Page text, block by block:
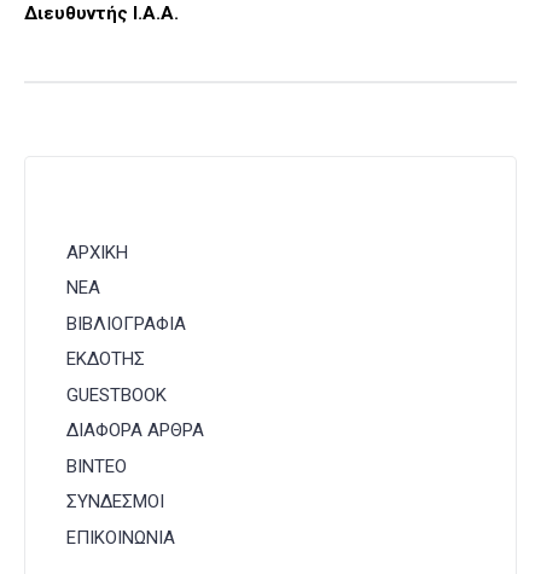
Διευθυντής Ι.Α.Α.
ΑΡΧΙΚΗ
ΝΕΑ
ΒΙΒΛΙΟΓΡΑΦΙΑ
ΕΚΔΟΤΗΣ
GUESTBOOK
ΔΙΑΦΟΡΑ ΑΡΘΡΑ
ΒΙΝΤΕΟ
ΣΥΝΔΕΣΜΟΙ
ΕΠΙΚΟΙΝΩΝΙΑ